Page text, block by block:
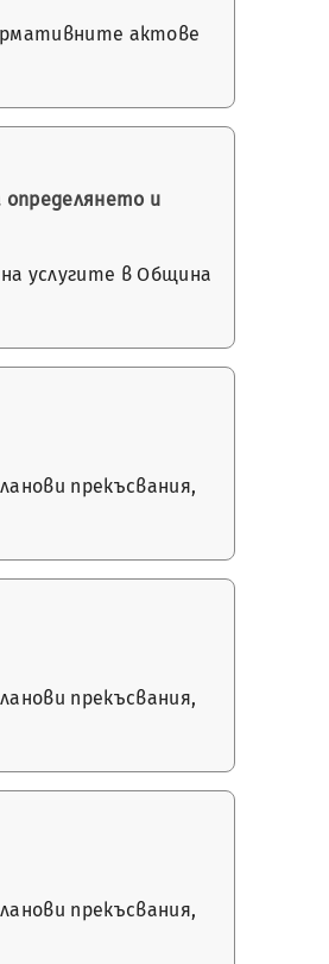
актове
определянето и
услугите в Община
прекъсвания,
прекъсвания,
прекъсвания,